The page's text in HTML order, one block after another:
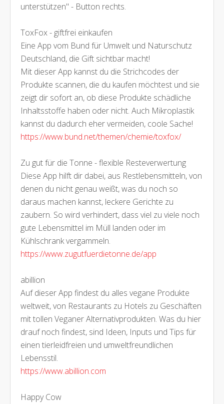
unterstützen" - Button rechts.
ToxFox - giftfrei einkaufen
Eine App vom Bund für Umwelt und Naturschutz
Deutschland, die Gift sichtbar macht!
Mit dieser App kannst du die Strichcodes der
Produkte scannen, die du kaufen möchtest und sie
zeigt dir sofort an, ob diese Produkte schädliche
Inhaltsstoffe haben oder nicht. Auch Mikroplastik
kannst du dadurch eher vermeiden, coole Sache!
https://www.bund.net/themen/chemie/toxfox/
Zu gut für die Tonne - flexible Resteverwertung
Diese App hilft dir dabei, aus Restlebensmitteln, von
denen du nicht genau weißt, was du noch so
daraus machen kannst, leckere Gerichte zu
zaubern. So wird verhindert, dass viel zu viele noch
gute Lebensmittel im Müll landen oder im
Kühlschrank vergammeln.
https://www.zugutfuerdietonne.de/app
abillion
Auf dieser App findest du alles vegane Produkte
weltweit, von Restaurants zu Hotels zu Geschäften
mit tollen Veganer Alternativprodukten. Was du hier
drauf noch findest, sind Ideen, Inputs und Tips für
einen tierleidfreien und umweltfreundlichen
Lebensstil.
https://www.abillion.com
Happy Cow